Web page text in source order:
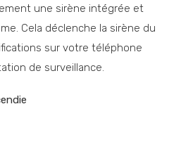
une sirène intégrée et
Cela déclenche la sirène du
sur votre téléphone
de surveillance.